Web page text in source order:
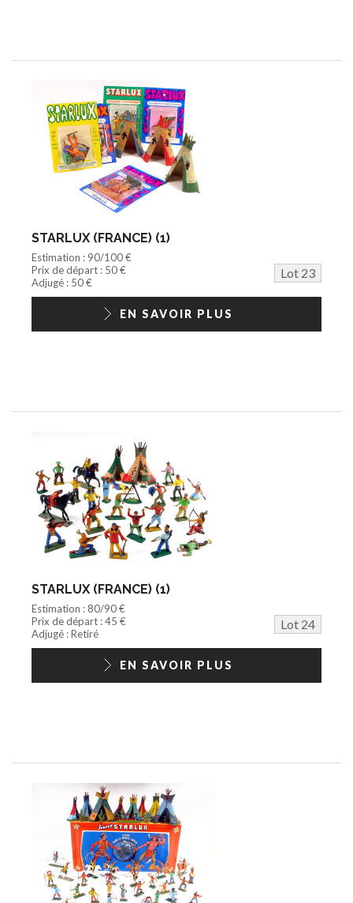
STARLUX (FRANCE) (1)
Estimation : 90/100 €
Prix de départ : 50 €
Lot 23
Adjugé : 50 €
EN SAVOIR PLUS
STARLUX (FRANCE) (1)
Estimation : 80/90 €
Prix de départ : 45 €
Lot 24
Adjugé : Retiré
EN SAVOIR PLUS